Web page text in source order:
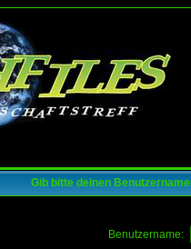
Gib bitte deinen
Benutzername: